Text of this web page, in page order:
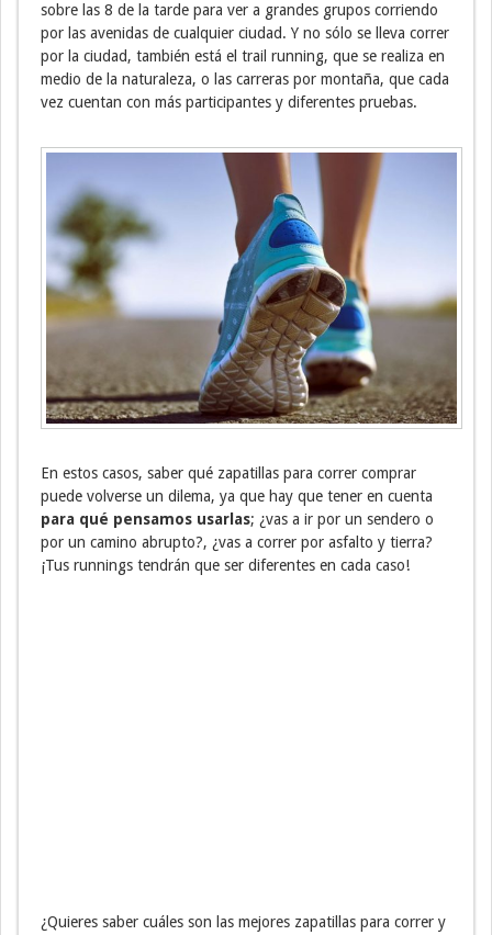
sobre las 8 de la tarde para ver a grandes grupos corriendo
por las avenidas de cualquier ciudad. Y no sólo se lleva correr
por la ciudad, también está el trail running, que se realiza en
medio de la naturaleza, o las carreras por montaña, que cada
vez cuentan con más participantes y diferentes pruebas.
En estos casos, saber qué zapatillas para correr comprar
puede volverse un dilema, ya que hay que tener en cuenta
para qué pensamos usarlas; ¿vas a ir por un sendero o
por un camino abrupto?, ¿vas a correr por asfalto y tierra?
¡Tus runnings tendrán que ser diferentes en cada caso!
¿Quieres saber cuáles son las mejores zapatillas para correr y